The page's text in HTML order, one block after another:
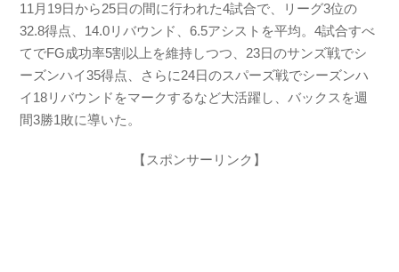
11月19日から25日の間に行われた4試合で、リーグ3位の
32.8得点、14.0リバウンド、6.5アシストを平均。4試合すべ
てでFG成功率5割以上を維持しつつ、23日のサンズ戦でシ
ーズンハイ35得点、さらに24日のスパーズ戦でシーズンハ
イ18リバウンドをマークするなど大活躍し、バックスを週
間3勝1敗に導いた。
【スポンサーリンク】